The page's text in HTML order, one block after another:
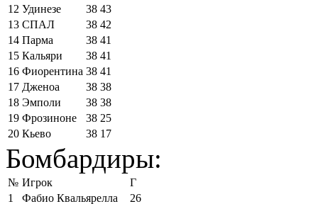
12 Удинезе 38 43
13 СПАЛ 38 42
14 Парма 38 41
15 Кальяри 38 41
16 Фиорентина 38 41
17 Дженоа 38 38
18 Эмполи 38 38
19 Фрозиноне 38 25
20 Кьево 38 17
Бомбардиры:
№ Игрок
Г
1
Фабио Квальярелла 26